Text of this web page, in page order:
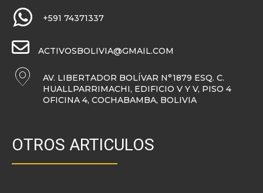
+591 74371337
ACTIVOSBOLIVIA@GMAIL.COM
AV. LIBERTADOR BOLÍVAR N°1879 ESQ. C.
HUALLPARRIMACHI, EDIFICIO V Y V, PISO 4
OFICINA 4, COCHABAMBA, BOLIVIA
OTROS ARTICULOS